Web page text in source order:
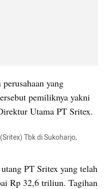
yang
pemiliknya yakni
Utama PT Sritex.
Tbk di Sukoharjo,
PT Sritex yang telah
Rp 32,6 triliun. Tagihan